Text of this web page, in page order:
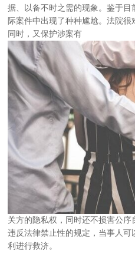
据、以备不时之需的现象。鉴于
际案件中出现了种种尴尬。法院
同时，又保护涉案有
关方的隐私权，同时还不损害公
违反法律禁止性的规定，当事人可
利进行救济。